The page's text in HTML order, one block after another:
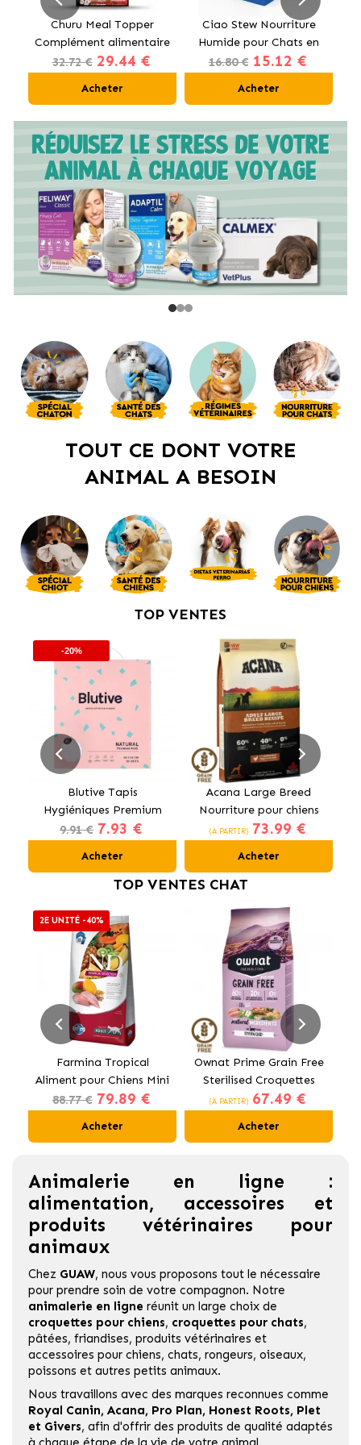
Churu Meal Topper
Complément alimentaire
pour chiens au bœuf
32.72 € 29.44 €
Acheter
Ciao Stew Nourriture
Humide pour Chats en
Crème avec Poulet et
16.80 € 15.12 €
Acheter
TOUT CE DONT VOTRE
ANIMAL A BESOIN
TOP VENTES
-20%
Blutive Tapis
Hygiéniques Premium
pour Chiens 60x60 cm
9.91 € 7.93 €
Acheter
Acana Large Breed
Nourriture pour chiens
de grandes races au
(À PARTIR) 73.99 €
Acheter
TOP VENTES CHAT
2E UNITÉ -40%
Farmina Tropical
Aliment pour Chiens Mini
au Poulet
88.77 € 79.89 €
Acheter
Ownat Prime Grain Free
Sterilised Croquettes
pour Chats Stérilisés
(À PARTIR) 67.49 €
Acheter
Animalerie en ligne :
alimentation, accessoires et
produits vétérinaires pour
animaux
Chez GUAW, nous vous proposons tout le nécessaire
pour prendre soin de votre compagnon. Notre
animalerie en ligne réunit un large choix de
croquettes pour chiens, croquettes pour chats,
pâtées, friandises, produits vétérinaires et
accessoires pour chiens, chats, rongeurs, oiseaux,
poissons et autres petits animaux.
Nous travaillons avec des marques reconnues comme
Royal Canin, Acana, Pro Plan, Honest Roots, Plet
et Givers, afin d'offrir des produits de qualité adaptés